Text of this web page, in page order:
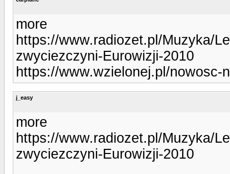
more
https://www.radiozet.pl/Muzyka/
zwyciezczyni-Eurowizji-2010
https://www.wzielonej.pl/nowosc-
j_easy
more
https://www.radiozet.pl/Muzyka/
zwyciezczyni-Eurowizji-2010